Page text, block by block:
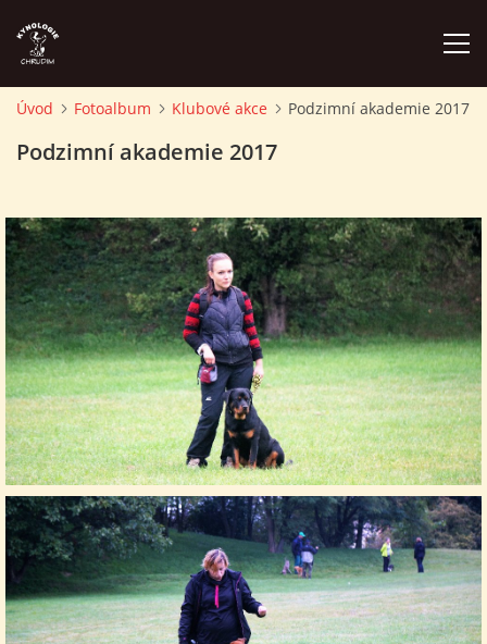
ZÁVODY A PROPOZICE
PSÍ AKADEMIE
PŘÍSPĚVKY A POPLATKY
KONTAKTY KK
FOTOALBUM
PROVOZNÍ ŘÁD
Úvod Fotoalbum Klubové akce Podzimní akademie 2017
Podzimní akademie 2017